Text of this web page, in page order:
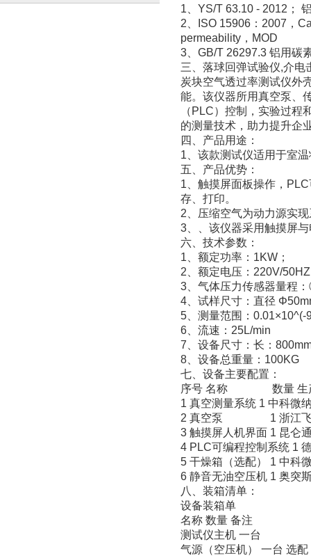
1、YS/T 63.10 - 2012；
2、ISO 15906：2007，
permeability，MOD
3、GB/T 26297.3 铝用碳
三、落球回弹试验仪,介电
炭块空气透过率测试仪外
能。该仪器所用真空泵、
（PLC）控制，实验过
的测量技术，助力提升企
四、产品用途：
1、该款测试仪适用于室
五、产品优势：
1、触摸屏面板操作，
存、打印。
2、压缩空气为动力源实
3、、该仪器采用触摸屏
六、技术参数：
1、额定功率：1KW；
2、额定电压：220V/
3、气体压力传感器量程
4、试样尺寸：直径
5、测量范围：0.01×10^(-
6、流速：25L/min
7、设备尺寸：长：
8、设备总重量：100KG
七、设备主要配置：
序号 名称 数量 生
1 真空测量系统 1 中科微
2 真空泵 1 浙江飞
3 触摸屏人机界面 1 昆仑
4 PLC可编程控制系统 1
5 干燥箱（选配） 1 中科
6 静音无油空压机 1 奥突
八、装箱清单：
设备装箱单
名称 数量 备注
测试仪主机 一台
气源（空压机） 一台 选配